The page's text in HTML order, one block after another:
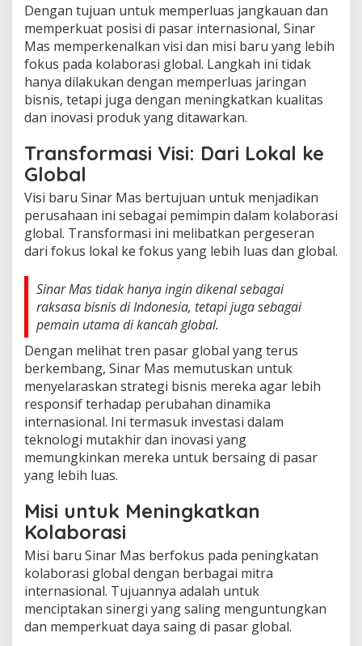
Dengan tujuan untuk memperluas jangkauan dan
memperkuat posisi di pasar internasional, Sinar
Mas memperkenalkan visi dan misi baru yang lebih
fokus pada kolaborasi global. Langkah ini tidak
hanya dilakukan dengan memperluas jaringan
bisnis, tetapi juga dengan meningkatkan kualitas
dan inovasi produk yang ditawarkan.
Transformasi Visi: Dari Lokal ke
Global
Visi baru Sinar Mas bertujuan untuk menjadikan
perusahaan ini sebagai pemimpin dalam kolaborasi
global. Transformasi ini melibatkan pergeseran
dari fokus lokal ke fokus yang lebih luas dan global.
Sinar Mas tidak hanya ingin dikenal sebagai
raksasa bisnis di Indonesia, tetapi juga sebagai
pemain utama di kancah global.
Dengan melihat tren pasar global yang terus
berkembang, Sinar Mas memutuskan untuk
menyelaraskan strategi bisnis mereka agar lebih
responsif terhadap perubahan dinamika
internasional. Ini termasuk investasi dalam
teknologi mutakhir dan inovasi yang
memungkinkan mereka untuk bersaing di pasar
yang lebih luas.
Misi untuk Meningkatkan
Kolaborasi
Misi baru Sinar Mas berfokus pada peningkatan
kolaborasi global dengan berbagai mitra
internasional. Tujuannya adalah untuk
menciptakan sinergi yang saling menguntungkan
dan memperkuat daya saing di pasar global.